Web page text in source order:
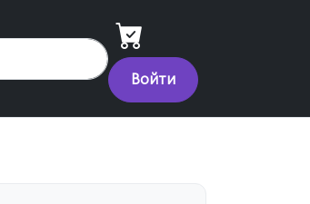
Войти